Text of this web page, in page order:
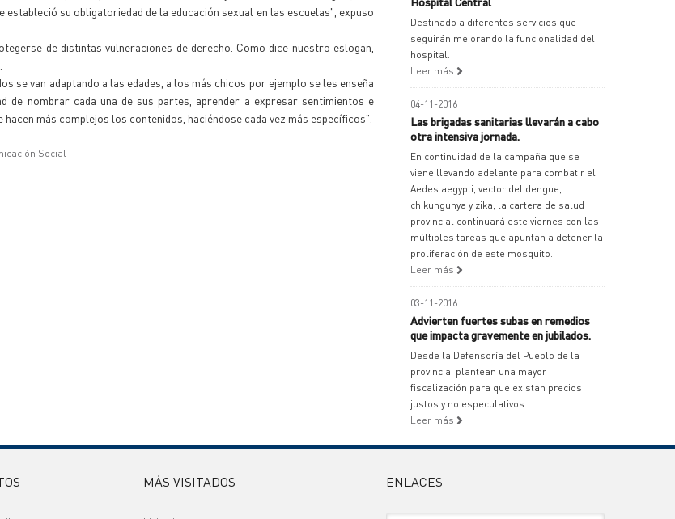
su obligatoriedad de la educación sexual en las escuelas", expuso
de distintas vulneraciones de derecho. Como dice nuestro eslogan,
se van adaptando a las edades, a los más chicos por ejemplo se les enseña
nombrar cada una de sus partes, aprender a expresar sentimientos e
más complejos los contenidos, haciéndose cada vez más específicos".
Social
Destinado a diferentes servicios que
seguirán mejorando la funcionalidad del
hospital.
Leer más
04-11-2016
Las brigadas sanitarias llevarán a cabo
otra intensiva jornada.
En continuidad de la campaña que se
viene llevando adelante para combatir el
Aedes aegypti, vector del dengue,
chikungunya y zika, la cartera de salud
provincial continuará este viernes con las
múltiples tareas que apuntan a detener la
proliferación de este mosquito.
Leer más
03-11-2016
Advierten fuertes subas en remedios
que impacta gravemente en jubilados.
Desde la Defensoría del Pueblo de la
provincia, plantean una mayor
fiscalización para que existan precios
justos y no especulativos.
Leer más
MÁS VISITADOS ENLACES